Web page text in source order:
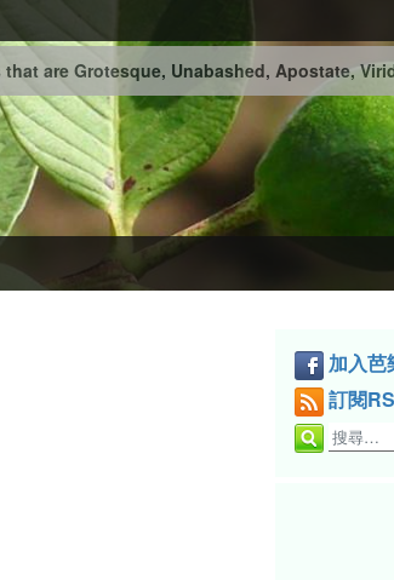
are Grotesque, Unabashed, Apostate,
加入芭
訂閱